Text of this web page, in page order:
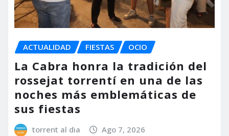
ACTUALIDAD FIESTAS OCIO
La Cabra honra la tradición del
rossejat torrentí en una de las
noches más emblemáticas de
sus fiestas
torrent al dia Ago 7, 2026